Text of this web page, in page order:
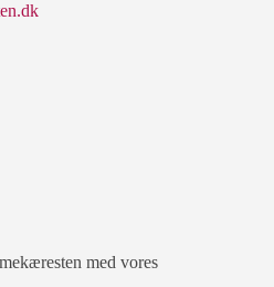
med vores